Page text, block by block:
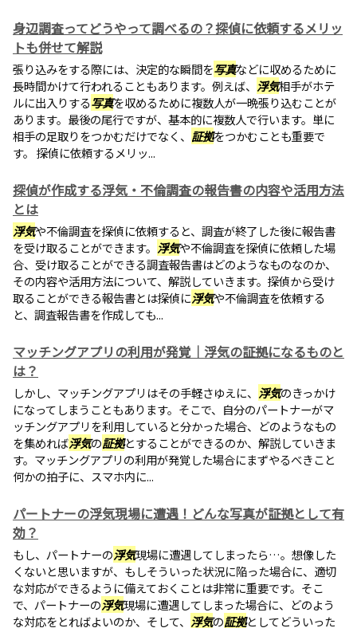
身辺調査ってどうやって調べるの？探偵に依頼するメリッ
トも併せて解説
張り込みをする際には、決定的な瞬間を写真などに収めるために
長時間かけて行われることもあります。例えば、 浮気相手がホテ
ルに出入りする写真を収めるために複数人が一晩張り込むことが
あります。最後の尾行ですが、基本的に複数人で行います。単に
相手の足取りをつかむだけでなく、 証拠をつかむことも重要で
す。 探偵に依頼するメリッ...
探偵が作成する浮気・不倫調査の報告書の内容や活用方法
とは
浮気や不倫調査を探偵に依頼すると、調査が終了した後に報告書
を受け取ることができます。 浮気や不倫調査を探偵に依頼した場
合、受け取ることができる調査報告書はどのようなものなのか、
その内容や活用方法について、解説していきます。探偵から受け
取ることができる報告書とは探偵に浮気や不倫調査を依頼する
と、調査報告書を作成しても...
マッチングアプリの利用が発覚｜浮気の証拠になるものと
は？
しかし、マッチングアプリはその手軽さゆえに、 浮気のきっかけ
になってしまうこともあります。そこで、自分のパートナーがマ
ッチングアプリを利用していると分かった場合、どのようなもの
を集めれば浮気の証拠とすることができるのか、解説していきま
す。マッチングアプリの利用が発覚した場合にまずやるべきこと
何かの拍子に、スマホ内に...
パートナーの浮気現場に遭遇！どんな写真が証拠として有
効？
もし、パートナーの浮気現場に遭遇してしまったら…。想像した
くないと思いますが、もしそういった状況に陥った場合に、適切
な対応ができるように備えておくことは非常に重要です。そこ
で、パートナーの浮気現場に遭遇してしまった場合に、どのよう
な対応をとればよいのか、そして、 浮気の証拠としてどういった